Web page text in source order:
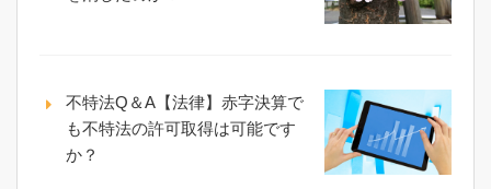
不特法Q＆A【法律】赤字決算で
も不特法の許可取得は可能です
か？